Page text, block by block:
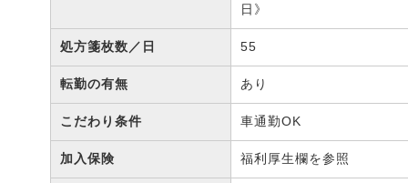
日》
処方箋枚数／日 55
転勤の有無 あり
こだわり条件 車通勤OK
加入保険 福利厚生欄を参照